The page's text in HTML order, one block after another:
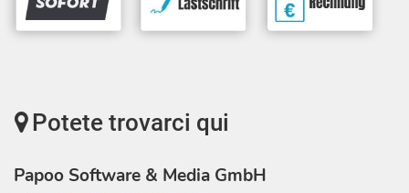
Potete trovarci qui
Papoo Software & Media GmbH